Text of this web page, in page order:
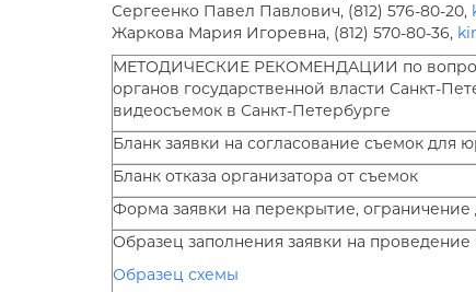
Сергеенко Павел Павлович, (812) 576-80-20,
Жаркова Мария Игоревна, (812) 570-80-36,
МЕТОДИЧЕСКИЕ РЕКОМЕНДАЦИИ по
органов государственной власти Санкт-
видеосъемок в Санкт-Петербурге
Бланк заявки на согласование съемок для
Бланк отказа организатора от съемок
Форма заявки на перекрытие, ограничение
Образец заполнения заявки на
Образец схемы